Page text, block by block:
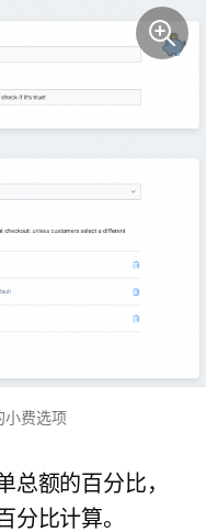
小费选项
总额的百分比，
分比计算。